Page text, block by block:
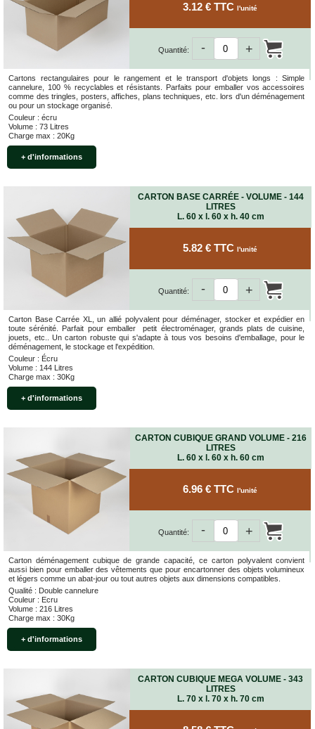
Cartons rectangulaires pour le rangement et le transport d'objets longs : Simple
cannelure, 100 % recyclables et résistants. Parfaits pour emballer vos accessoires
comme des tringles, posters, affiches, plans techniques, etc. lors d'un déménagement
ou pour un stockage organisé.
Couleur : écru
Volume : 73 Litres
Charge max : 20Kg
+ d'informations
3.12 € TTC l'unité
Quantité: +
-
CARTON BASE CARRÉE - VOLUME - 144
LITRES
L. 60 x l. 60 x h. 40 cm
Carton Base Carrée XL, un allié polyvalent pour déménager, stocker et expédier en
toute sérénité. Parfait pour emballer petit électroménager, grands plats de cuisine,
jouets, etc.. Un carton robuste qui s'adapte à tous vos besoins d'emballage, pour le
déménagement, le stockage et l'expédition.
Couleur : Écru
Volume : 144 Litres
Charge max : 30Kg
+ d'informations
5.82 € TTC l'unité
Quantité: +
-
CARTON CUBIQUE GRAND VOLUME - 216
LITRES
L. 60 x l. 60 x h. 60 cm
Carton déménagement cubique de grande capacité, ce carton polyvalent convient
aussi bien pour emballer des vêtements que pour encartonner des objets volumineux
et légers comme un abat-jour ou tout autres objets aux dimensions compatibles.
Qualité : Double cannelure
Couleur : Ecru
Volume : 216 Litres
Charge max : 30Kg
+ d'informations
6.96 € TTC l'unité
Quantité: +
-
CARTON CUBIQUE MEGA VOLUME - 343
LITRES
L. 70 x l. 70 x h. 70 cm